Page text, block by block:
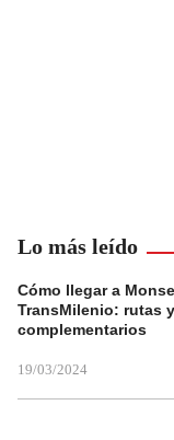
Lo más leído
Cómo llegar a
TransMilenio: rutas
complementarios
19/03/2024